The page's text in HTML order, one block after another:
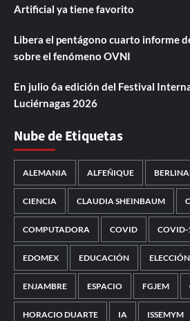
Artificial ya tiene favorito
Libera el pentágono cuarto informe
sobre el fenómeno OVNI
En julio 6a edición del Festival
Luciérnagas 2026
Nube de Etiquetas
ALEMANIA ALFEÑIQUE
CIENCIA CLAUDIA SHEINBAUM
COMPUTADORA COVID COVID-
EDOMEX EDUCACIÓN
ENJAMBRE ESPACIO FGJEM
HORACIO DUARTE IA ISSEMYM